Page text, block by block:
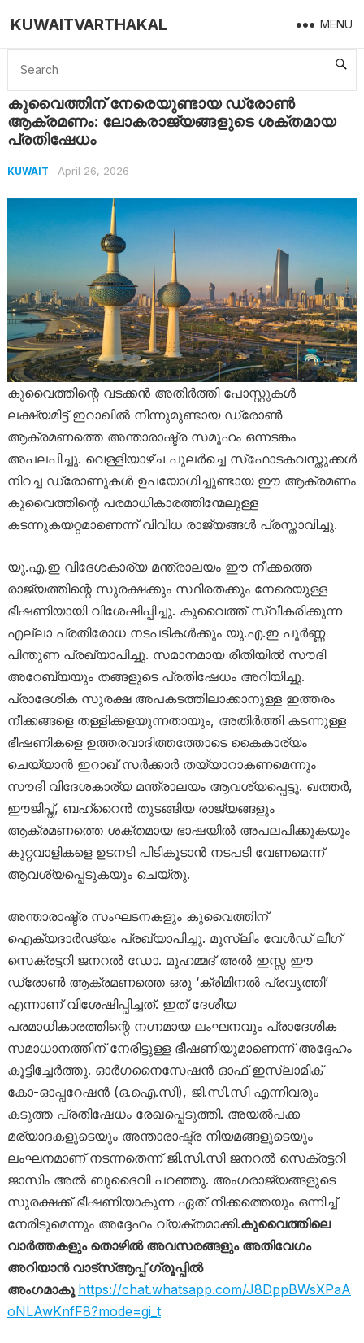
KUWAITVARTHAKAL MENU
Home Kuwait കുവൈത്തിന് നേരെയുണ്ടായ ഡ്രോൺ ആക്രമണം: ലോകരാജ്യങ്ങളുടെ ശക്തമായ പ്രതിഷേധം
കുവൈത്തിന് നേരെയുണ്ടായ ഡ്രോൺ
ആക്രമണം: ലോകരാജ്യങ്ങളുടെ ശക്തമായ
പ്രതിഷേധം
KUWAIT April 26, 2026
കുവൈത്തിന്റെ വടക്കൻ അതിർത്തി പോസ്റ്റുകൾ
ലക്ഷ്യമിട്ട് ഇറാഖിൽ നിന്നുമുണ്ടായ ഡ്രോൺ
ആക്രമണത്തെ അന്താരാഷ്ട്ര സമൂഹം ഒന്നടങ്കം
അപലപിച്ചു. വെള്ളിയാഴ്ച പുലർച്ചെ സ്‌ഫോടകവസ്തുക്കൾ
നിറച്ച ഡ്രോണുകൾ ഉപയോഗിച്ചുണ്ടായ ഈ ആക്രമണം
കുവൈത്തിന്റെ പരമാധികാരത്തിന്മേലുള്ള
കടന്നുകയറ്റമാണെന്ന് വിവിധ രാജ്യങ്ങൾ പ്രസ്താവിച്ചു.
യു.എ.ഇ വിദേശകാര്യ മന്ത്രാലയം ഈ നീക്കത്തെ
രാജ്യത്തിന്റെ സുരക്ഷക്കും സ്ഥിരതക്കും നേരെയുള്ള
ഭീഷണിയായി വിശേഷിപ്പിച്ചു. കുവൈത്ത് സ്വീകരിക്കുന്ന
എല്ലാ പ്രതിരോധ നടപടികൾക്കും യു.എ.ഇ പൂർണ്ണ
പിന്തുണ പ്രഖ്യാപിച്ചു. സമാനമായ രീതിയിൽ സൗദി
അറേബ്യയും തങ്ങളുടെ പ്രതിഷേധം അറിയിച്ചു.
പ്രാദേശിക സുരക്ഷ അപകടത്തിലാക്കാനുള്ള ഇത്തരം
നീക്കങ്ങളെ തള്ളിക്കളയുന്നതായും, അതിർത്തി കടന്നുള്ള
ഭീഷണികളെ ഉത്തരവാദിത്തത്തോടെ കൈകാര്യം
ചെയ്യാൻ ഇറാഖ് സർക്കാർ തയ്യാറാകണമെന്നും
സൗദി വിദേശകാര്യ മന്ത്രാലയം ആവശ്യപ്പെട്ടു. ഖത്തർ,
ഈജിപ്ത്, ബഹ്‌റൈൻ തുടങ്ങിയ രാജ്യങ്ങളും
ആക്രമണത്തെ ശക്തമായ ഭാഷയിൽ അപലപിക്കുകയും
കുറ്റവാളികളെ ഉടനടി പിടികൂടാൻ നടപടി വേണമെന്ന്
ആവശ്യപ്പെടുകയും ചെയ്തു.
അന്താരാഷ്ട്ര സംഘടനകളും കുവൈത്തിന്
ഐക്യദാർഢ്യം പ്രഖ്യാപിച്ചു. മുസ്‍ലിം വേൾഡ് ലീഗ്
സെക്രട്ടറി ജനറൽ ഡോ. മുഹമ്മദ് അൽ ഇസ്സ ഈ
ഡ്രോൺ ആക്രമണത്തെ ഒരു ‘ക്രിമിനൽ പ്രവൃത്തി’
എന്നാണ് വിശേഷിപ്പിച്ചത്. ഇത് ദേശീയ
പരമാധികാരത്തിന്റെ നഗ്നമായ ലംഘനവും പ്രാദേശിക
സമാധാനത്തിന് നേരിട്ടുള്ള ഭീഷണിയുമാണെന്ന് അദ്ദേഹം
കൂട്ടിച്ചേർത്തു. ഓർഗനൈസേഷൻ ഓഫ് ഇസ്ലാമിക്
കോ-ഓപ്പറേഷൻ (ഒ.ഐ.സി), ജി.സി.സി എന്നിവരും
കടുത്ത പ്രതിഷേധം രേഖപ്പെടുത്തി. അയൽപക്ക
മര്യാദകളുടെയും അന്താരാഷ്ട്ര നിയമങ്ങളുടെയും
ലംഘനമാണ് നടന്നതെന്ന് ജി.സി.സി ജനറൽ സെക്രട്ടറി
ജാസിം അൽ ബുദൈവി പറഞ്ഞു. അംഗരാജ്യങ്ങളുടെ
സുരക്ഷക്ക് ഭീഷണിയാകുന്ന ഏത് നീക്കത്തെയും ഒന്നിച്ച്
നേരിടുമെന്നും അദ്ദേഹം വ്യക്തമാക്കി.കുവൈത്തിലെ
വാർത്തകളും തൊഴിൽ അവസരങ്ങളും അതിവേഗം
അറിയാൻ വാട്സ്ആപ്പ് ഗ്രൂപ്പിൽ
അംഗമാകൂ https://chat.whatsapp.com/J8DppBWsXPaA
oNLAwKnfF8?mode=gi_t